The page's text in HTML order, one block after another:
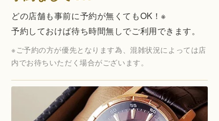
どの店舗も事前に予約が無くてもOK！※
予約しておけば待ち時間無しでご利用できます。
※ご予約の方が優先となります為、混雑状況によっては店
内でお待ちいただく場合がございます。